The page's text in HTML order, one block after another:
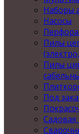
Наборы
Насосы
Пилы
Пилы
Под
Садовая